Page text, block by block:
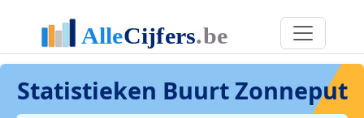
Statistieken Buurt Zonneput